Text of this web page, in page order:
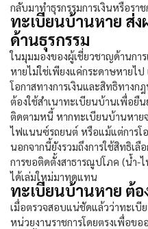
กลับมาทำธุรกรรมการเงินหรือรา
ทะเบียนบ้านหาย ส่ง
ด้านธุรกรรม
ในมุมมองของผู้เชี่ยวชาญด้านกา
หายไม่ใช่เพียงแค่กระดาษหายไ
โอกาสทางการเงินและสิทธิทางก
ต้องใช้สำเนาทะเบียนบ้านเพื่อยื
ติดตามหนี้ หากทะเบียนบ้านหาย
ไฟแนนซ์รถยนต์ หรือแม้แต่การโ
นอกจากนี้ยังรวมถึงการใช้สิทธิเลื
การขอติดตั้งสาธารณูปโภค (น้ำ-
ได้เล่มใหม่มาทดแทน
ทะเบียนบ้านหาย ต้
เมื่อตรวจสอบแน่ชัดแล้วว่าทะเบี
หน่วยงานราชการโดยตรงเพื่อข